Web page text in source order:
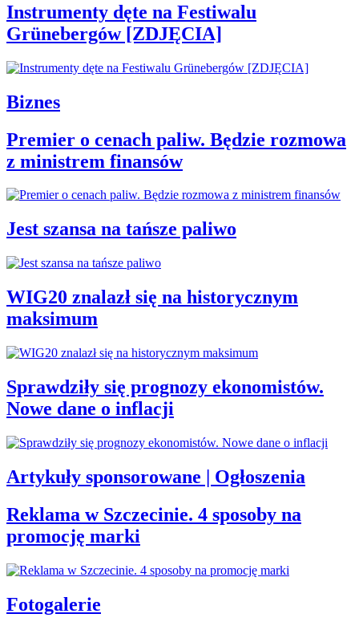
Instrumenty dęte na Festiwalu
Grünebergów [ZDJĘCIA]
Biznes
Premier o cenach paliw. Będzie rozmowa
z ministrem finansów
Jest szansa na tańsze paliwo
WIG20 znalazł się na historycznym
maksimum
Sprawdziły się prognozy ekonomistów.
Nowe dane o inflacji
Artykuły sponsorowane | Ogłoszenia
Reklama w Szczecinie. 4 sposoby na
promocję marki
Fotogalerie